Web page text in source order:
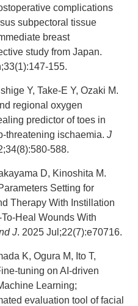
complications
subpectoral tissue
breast
study from Japan.
155.
Y, Take-E Y, Ozaki M.
regional oxygen
predictor of toes in
threatening ischaemia. J
588.
D, Kinoshita M.
Setting for
Therapy With Instillation
Heal Wounds With
J. 2025 Jul;22(7):e70716.
K, Ogura M, Ito T,
tuning on AI-driven
Learning;
evaluation tool of facial